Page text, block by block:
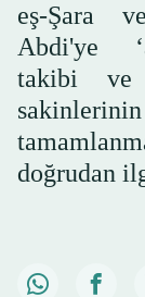
eş-Şara
Abdi'ye
takibi ve
doğrudan